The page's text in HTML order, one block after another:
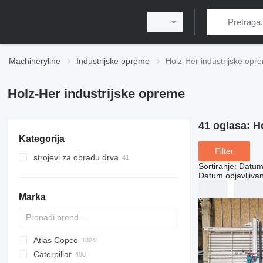
Machineryline Industrijske opreme Holz-Her industrijske
Holz-Her industrijske opreme
Kategorija
strojevi za obradu drva
vertikalne panelne pile
horizontalne pile za panele
okrajčivači daske
obradni centri za drvo
automatski fwwderi
četverostrane blanjalice
usisivači strugotine
Marka
PDS
APD
AB
Ensis
Pega
VZ
AG3
Atlas Copco
DrillAir
QAS
PDP
E-series
B-series
BM
GFS
VT
Rover
533
Airpure
BySprint Fiber
CK
SR
Caterpillar
41 oglasa:
Filter
Sortiranje:
Datum